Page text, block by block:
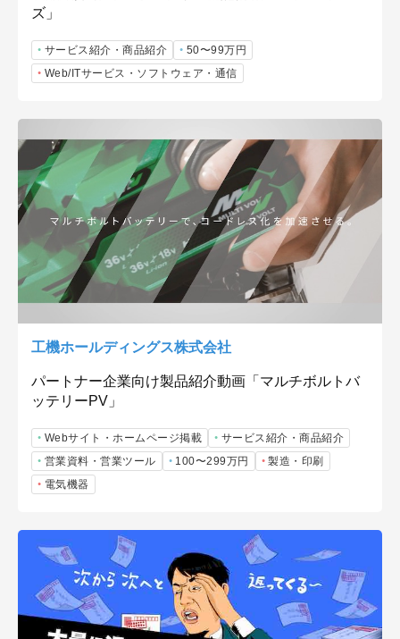
ズ」
サービス紹介・商品紹介
50〜99万円
Web/ITサービス・ソフトウェア・通信
工機ホールディングス株式会社
パートナー企業向け製品紹介動画「マルチボルトバ
ッテリーPV」
Webサイト・ホームページ掲載
サービス紹介・商品紹介
営業資料・営業ツール
100〜299万円
製造・印刷
電気機器